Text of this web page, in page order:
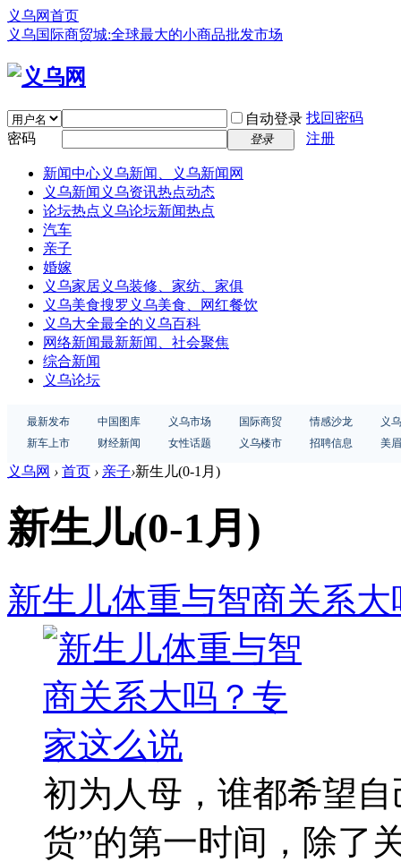
义乌网首页
义乌国际商贸城:全球最大的小商品批发市场
自动登录 找回密码
密码
登录 注册
新闻中心义乌新闻、义乌新闻网
义乌新闻 义乌资讯热点动态
论坛热点 义乌论坛新闻热点
汽车
亲子
婚嫁
义乌家居义乌装修、家纺、家俱
义乌美食搜罗义乌美食、网红餐饮
义乌大全最全的义乌百科
网络新闻最新新闻、社会聚焦
综合新闻
义乌论坛
最新发布 中国图库 义乌市场 国际商贸 情感沙龙
义
新车上市
财经新闻 女性话题 义乌楼市 招聘信息 美
义乌网 › 首页 › 亲子›新生儿(0-1月)
新生儿(0-1月)
新生儿体重与智商关系
初为人母，谁都希望
货”的第一时间，除了